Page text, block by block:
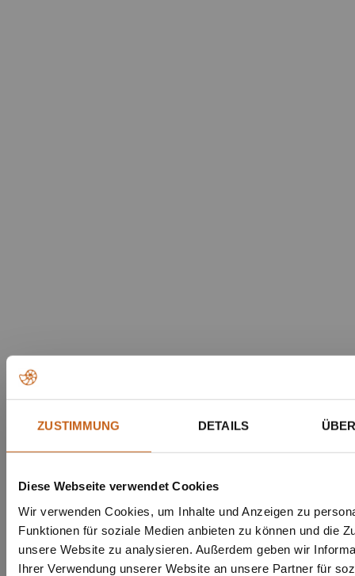
ZUSTIMMUNG DETAILS
Diese Webseite verwendet Cookies
Wir verwenden Cookies, um Inhalte und Anzeigen zu
Funktionen für soziale Medien anbieten zu können und die
unsere Website zu analysieren. Außerdem geben wir
Ihrer Verwendung unserer Website an unsere Partner für